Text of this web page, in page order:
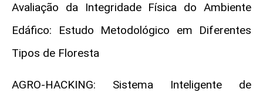
Avaliação da Integridade Física do Ambiente
Edáfico: Estudo Metodológico em Diferentes
Tipos de Floresta
AGRO-HACKING: Sistema Inteligente de